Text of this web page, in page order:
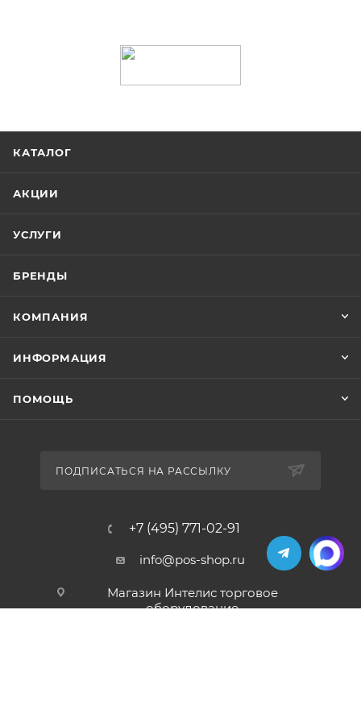
проблемы с эксплуатацией принтера? Мы
КАТАЛОГ
АКЦИИ
УСЛУГИ
БРЕНДЫ
КОМПАНИЯ
ИНФОРМАЦИЯ
ПОМОЩЬ
ПОДПИСАТЬСЯ НА РАССЫЛКУ
+7 (495) 771-02-91
info@pos-shop.ru
Магазин Интелис торговое
оборудование